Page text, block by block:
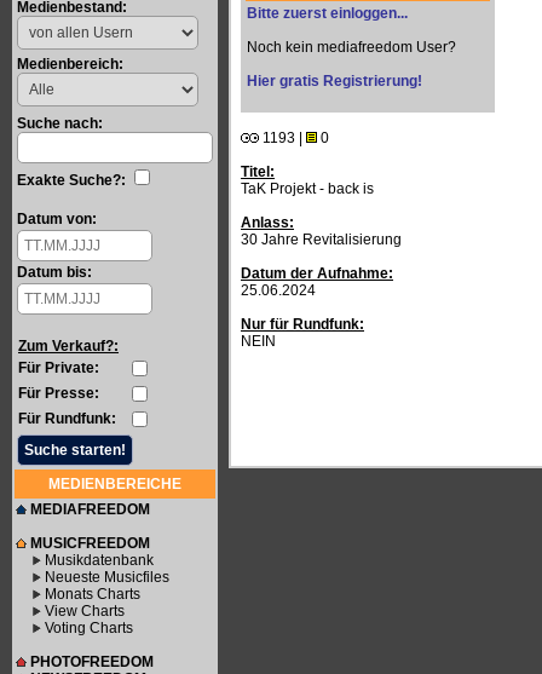
Medienbestand:
Medienbereich:
Suche nach:
Exakte Suche?:
Datum von:
Datum bis:
Zum Verkauf?:
Für Private:
Für Presse:
Für Rundfunk:
MEDIENBEREICHE
MEDIAFREEDOM
MUSICFREEDOM
Musikdatenbank
Neueste Musicfiles
Monats Charts
View Charts
Voting Charts
PHOTOFREEDOM
Bitte zuerst einloggen...
Noch kein mediafreedom User?
Hier gratis Registrierung!
1193 |
0
Titel:
TaK Projekt - back is
Anlass:
30 Jahre Revitalisierung
Datum der Aufnahme:
25.06.2024
Nur für Rundfunk:
NEIN